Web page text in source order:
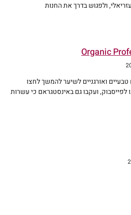
ולפגוש בדרך את החנות
ואורגניים לשיער להמשך לחצו
ועקבו גם באינסטגראם כי עשרות